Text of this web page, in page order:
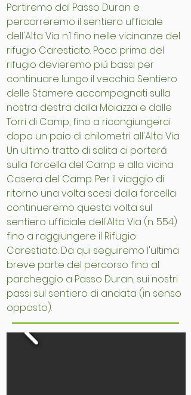
Partiremo dal Passo Duran e
percorreremo il sentiero ufficiale
dell'Alta Via n.1 fino nelle vicinanze del
rifugio Carestiato. Poco prima del
rifugio devieremo piú bassi per
continuare lungo il vecchio Sentiero
delle Stamere accompagnati sulla
nostra destra dalla Moiazza e dalle
Torri di Camp, fino a ricongiungerci
dopo un paio di chilometri all'Alta Via.
Un ultimo tratto di salita ci porterá
sulla forcella del Camp e alla vicina
Casera del Camp. Per il viaggio di
ritorno una volta scesi dalla forcella
continueremo questa volta sul
sentiero ufficiale dell'Alta Via (n. 554)
fino a raggiungere il Rifugio
Carestiato. Da qui seguiremo l'ultima
breve parte del percorso fino al
parcheggio a Passo Duran, sui nostri
passi sul sentiero di andata (in senso
opposto).